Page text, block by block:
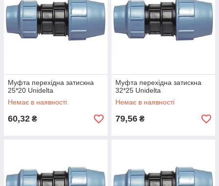
Муфта перехідна затискна
25*20 Unidelta
Немає в наявності
60,32 ₴
Муфта перехідна затискна
32*25 Unidelta
Немає в наявності
79,56 ₴